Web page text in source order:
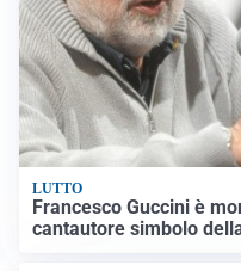
LUTTO
Francesco Guccini è
cantautore simbolo